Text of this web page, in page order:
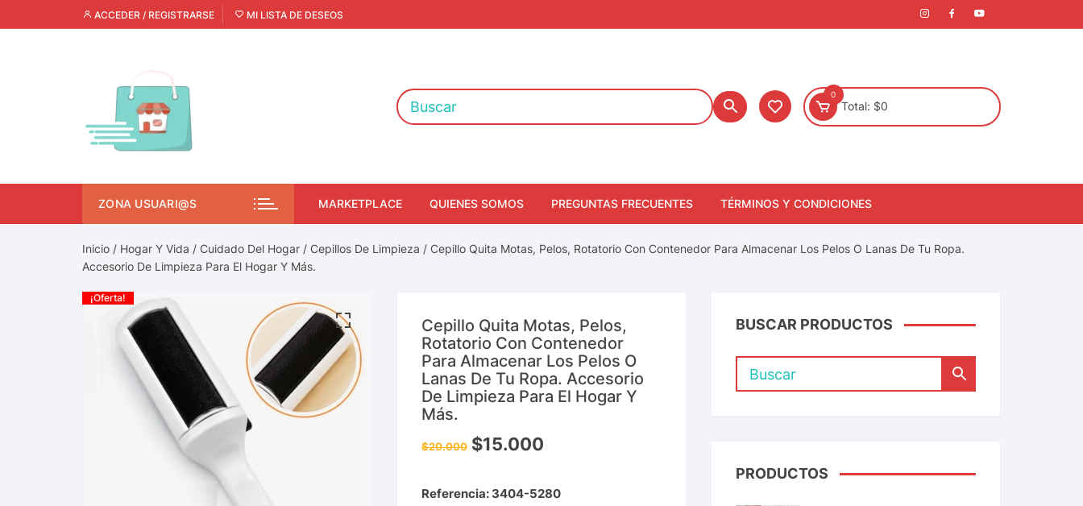
ACCEDER / REGISTRARSE MI LISTA DE DESEOS
0
Total: $0
ZONA USUARI@S MARKETPLACE QUIENES SOMOS PREGUNTAS FRECUENTES TÉRMINOS Y CONDICIONES
Inicio / Hogar Y Vida / Cuidado Del Hogar / Cepillos De Limpieza / Cepillo Quita Motas, Pelos, Rotatorio Con Contenedor Para Almacenar Los Pelos O Lanas De Tu Ropa.
Accesorio De Limpieza Para El Hogar Y Más.
¡Oferta!
Cepillo Quita Motas, Pelos,
Rotatorio Con Contenedor
Para Almacenar Los Pelos O
Lanas De Tu Ropa. Accesorio
De Limpieza Para El Hogar Y
Más.
$20.000 $15.000
Referencia: 3404-5280
BUSCAR PRODUCTOS
PRODUCTOS